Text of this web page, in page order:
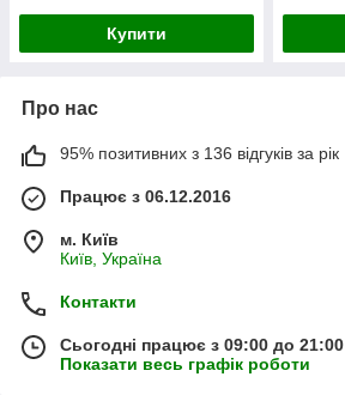
Купити
Про нас
95% позитивних з 136 відгуків за рік
Працює з 06.12.2016
м. Київ
Київ, Україна
Контакти
Сьогодні працює з 09:00 до 21:00
Показати весь графік роботи